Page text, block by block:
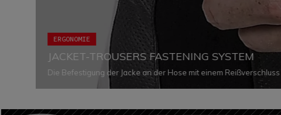
ERGONOMIE
JACKET-TROUSERS FASTENING SYSTEM
Die Befestigung der Jacke an der Hose mit einem
Ergonomie als auch den Komfort: Somit gehört das Eindringen
und eine optimale Passform der beiden Kleidungsstücke ist in